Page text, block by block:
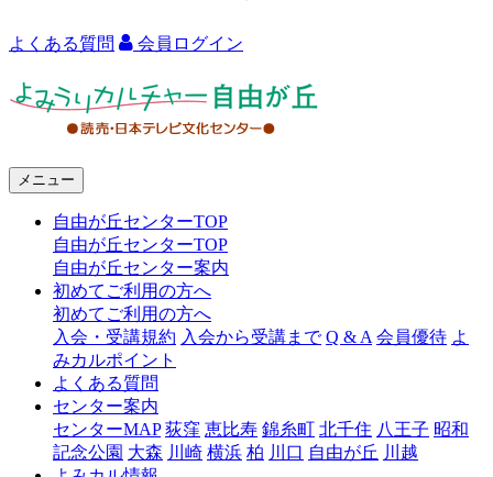
よくある質問 会員ログイン
ャ
由
メニュー
自由が丘センターTOP
自由が丘センターTOP
自由が丘センター案内
初めてご利用の方へ
初めてご利用の方へ
入会・受講規約 入会から受講まで Q & A 会員優待 よ
みカルポイント
よくある質問
センター案内
センターMAP 荻窪 恵比寿 錦糸町 北千住 八王子 昭和
記念公園 大森 川崎 横浜 柏 川口 自由が丘 川越